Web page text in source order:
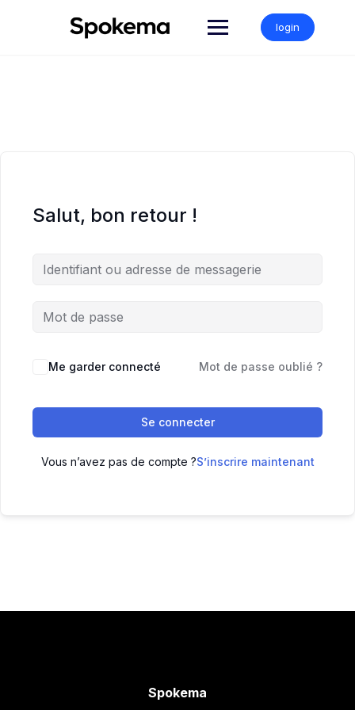
login
Salut, bon retour !
Me garder connecté Mot de passe oublié ?
Se connecter
Vous n’avez pas de compte ?S’inscrire maintenant
Spokema